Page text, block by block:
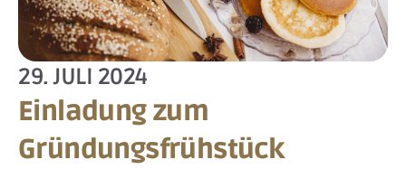
29. JULI 2024
Einladung zum
Gründungsfrühstück